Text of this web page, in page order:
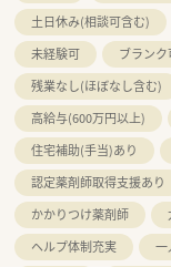
土日休み(相談可含む)
未経験可
ブランク
残業なし(ほぼなし含む)
高給与(600万円以上)
住宅補助(手当)あり
認定薬剤師取得支援あり
かかりつけ薬剤師
ヘルプ体制充実
一